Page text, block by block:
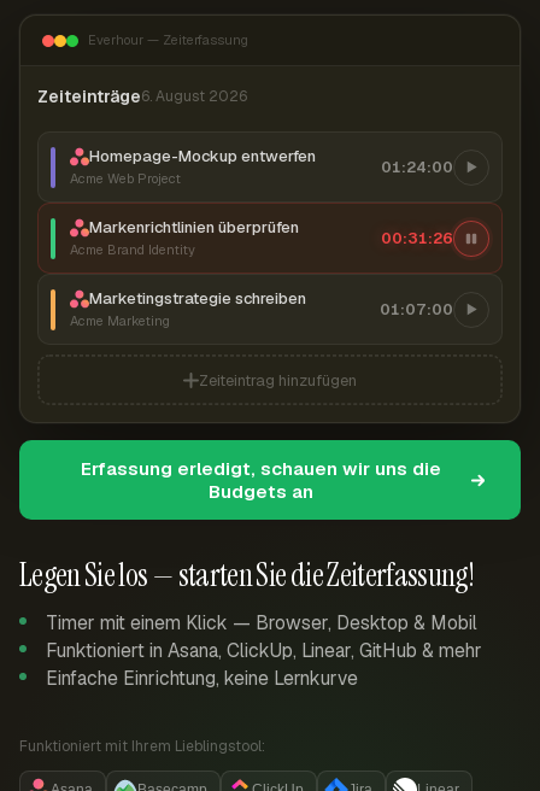
Legen Sie los — starten Sie die Zeiterfassung!
Timer mit einem Klick — Browser, Desktop & Mobil
Funktioniert in Asana, ClickUp, Linear, GitHub & mehr
Einfache Einrichtung, keine Lernkurve
Funktioniert mit Ihrem Lieblingstool:
Everhour — Zeiterfassung
Zeiteinträge6. August 2026
Homepage-Mockup entwerfen
Acme Web Project
01:24:00
Markenrichtlinien überprüfen
Acme Brand Identity
00:31:27
Marketingstrategie schreiben
Acme Marketing
01:07:00
Zeiteintrag hinzufügen
Erfassung erledigt, schauen wir uns die
Budgets an